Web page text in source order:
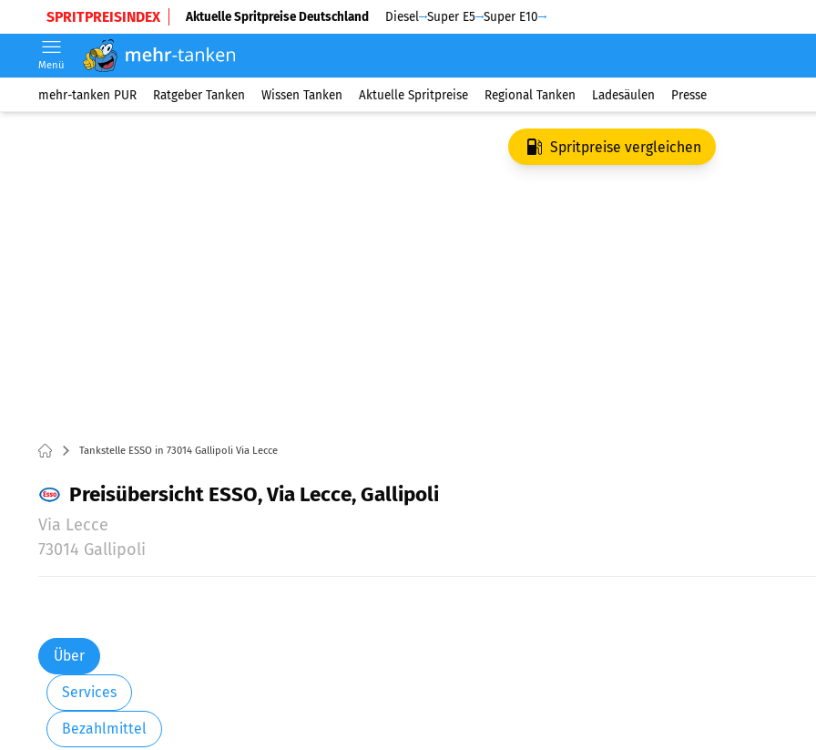
SPRITPREISINDEX Aktuelle Spritpreise Deutschland Diesel Super E5 Super E10
Menü
mehr-tanken PUR Ratgeber Tanken Wissen Tanken Aktuelle Spritpreise Regional Tanken Ladesäulen Presse
Spritpreise vergleichen
Tankstelle ESSO in 73014 Gallipoli Via Lecce
Preisübersicht ESSO, Via Lecce, Gallipoli
Via Lecce
73014 Gallipoli
Über
Services
Bezahlmittel